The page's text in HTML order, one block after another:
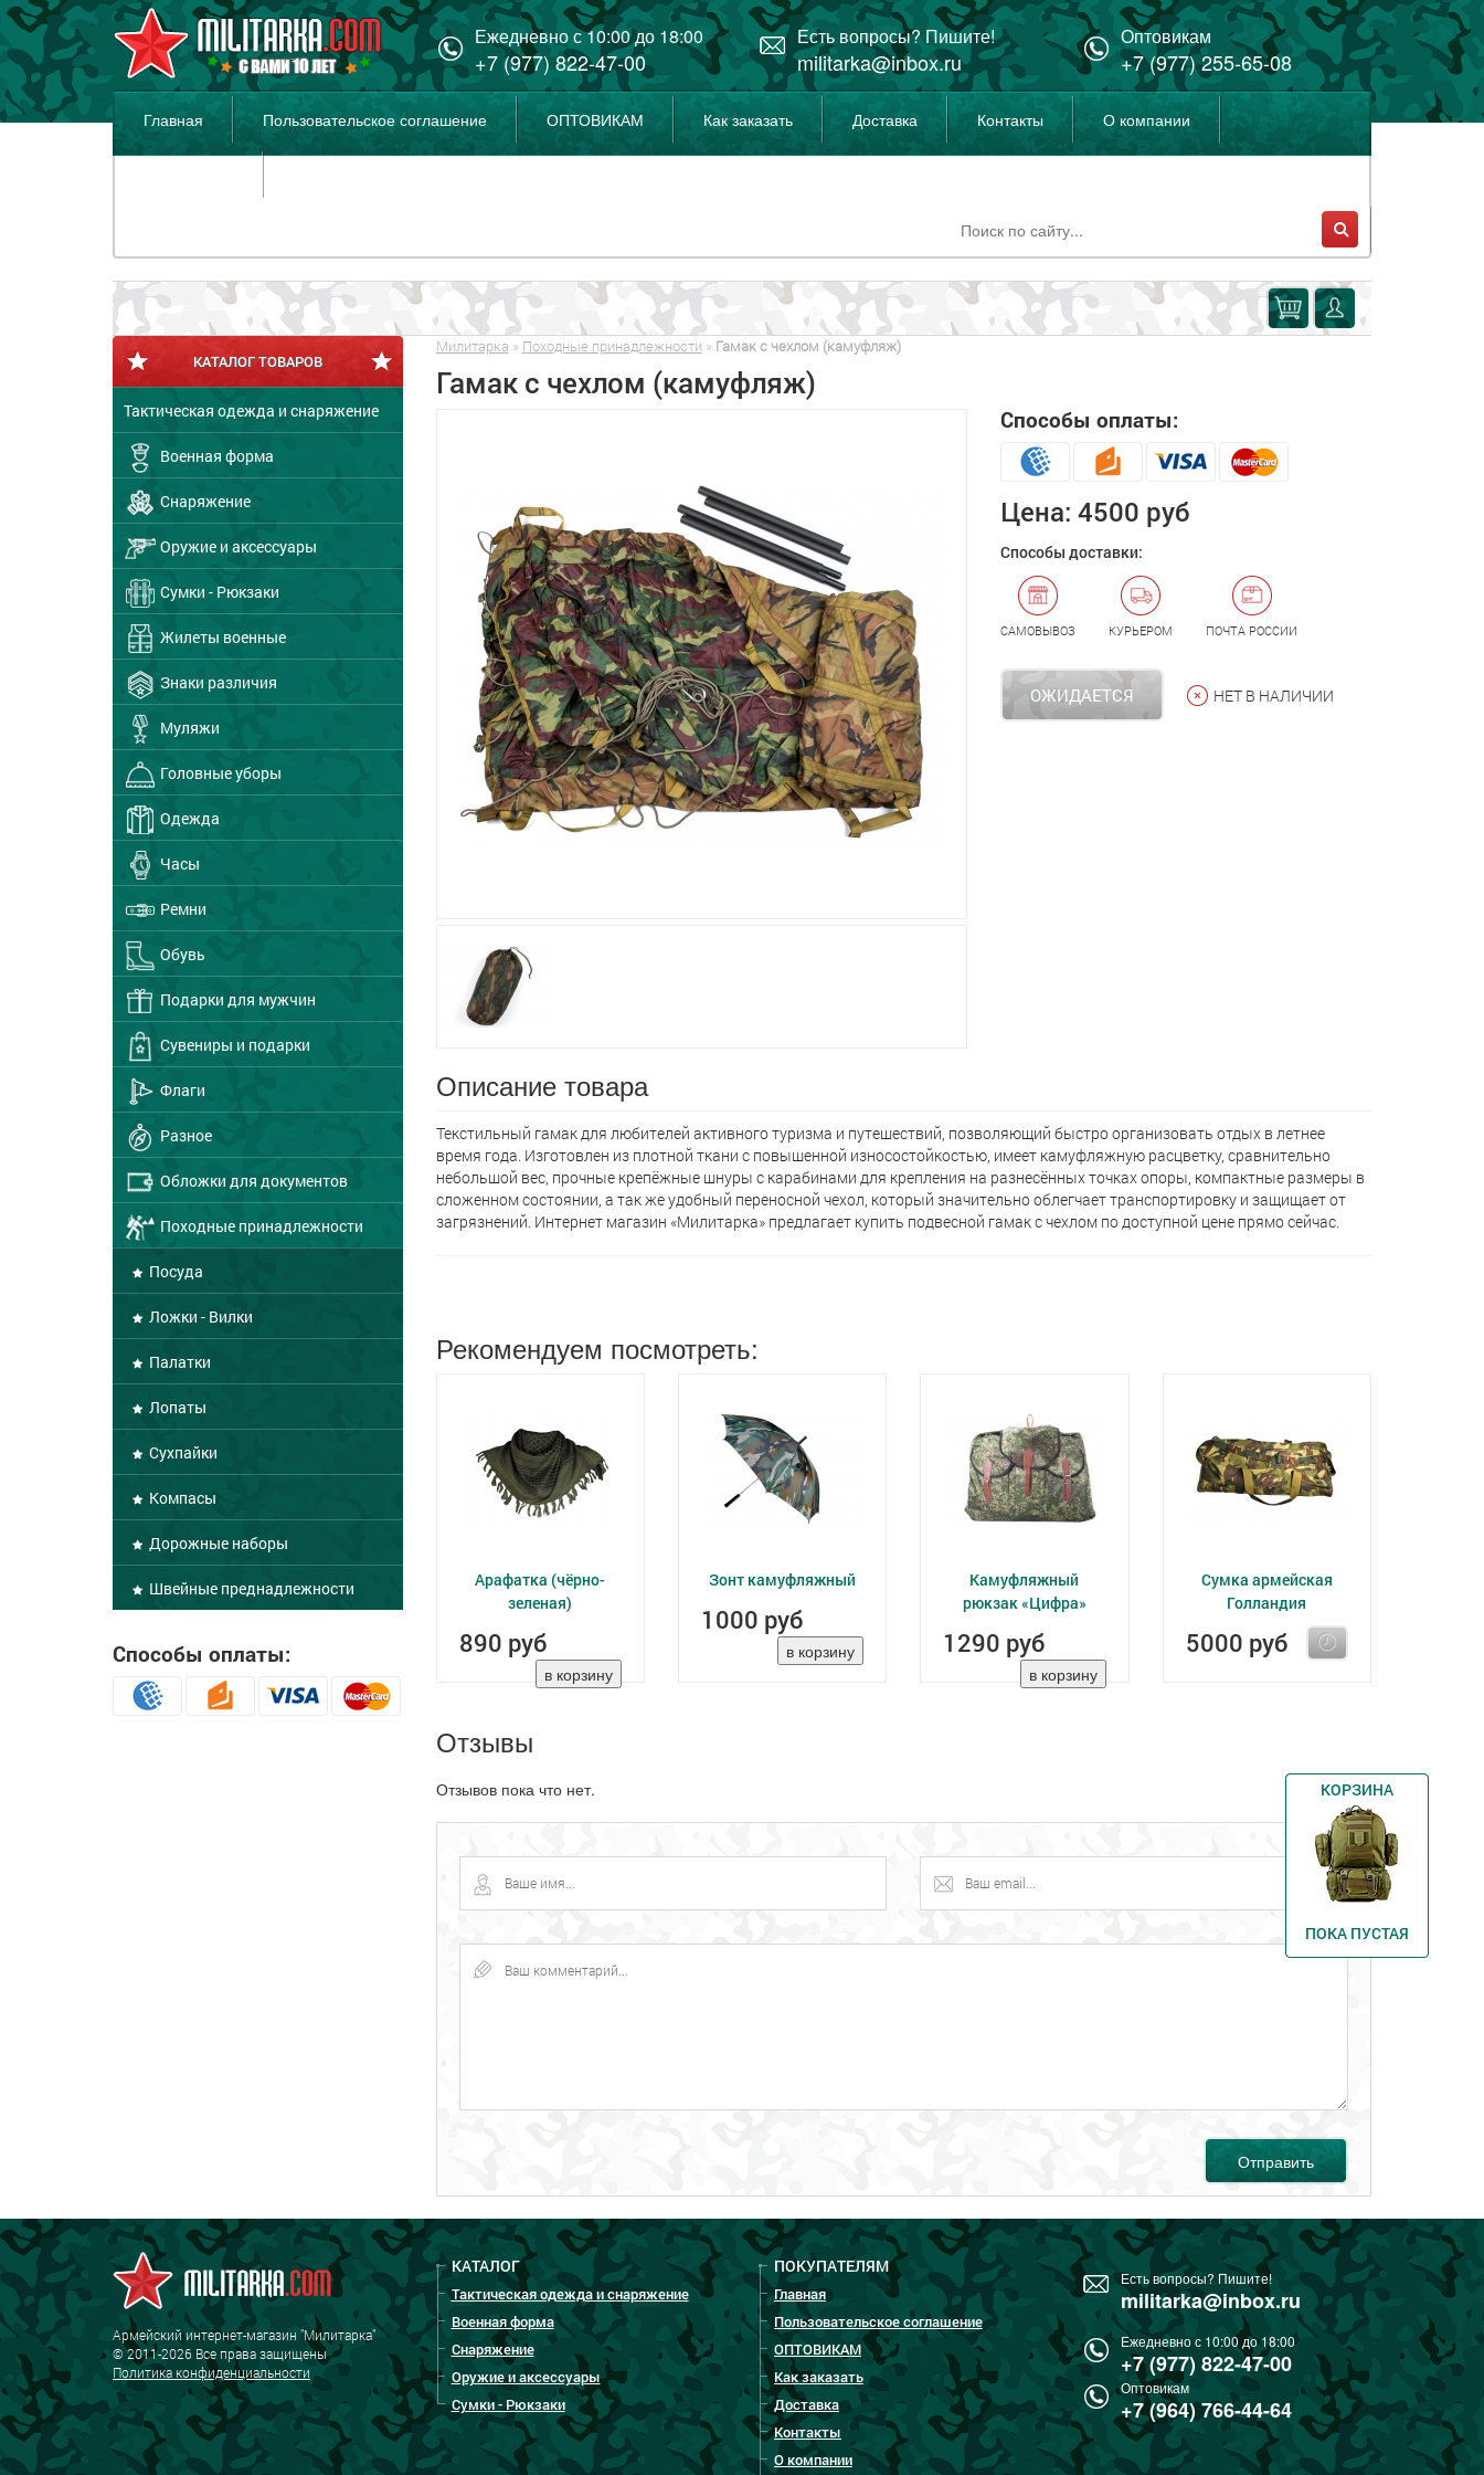
Ежедневно с 10:00 до 18:00
+7 (977) 822-47-00
Есть вопросы? Пишите!
militarka@inbox.ru
Оптовикам
+7 (977) 255-65-08
Главная Пользовательское соглашение ОПТОВИКАМ Как заказать Доставка Контакты О компании
КАТАЛОГ ТОВАРОВ
Тактическая одежда и снаряжение
Военная форма
Снаряжение
Оружие и аксессуары
Сумки - Рюкзаки
Жилеты военные
Знаки различия
Муляжи
Головные уборы
Одежда
Часы
Ремни
Обувь
Подарки для мужчин
Сувениры и подарки
Флаги
Разное
Обложки для документов
Походные принадлежности
Посуда
Ложки - Вилки
Палатки
Лопаты
Сухпайки
Компасы
Дорожные наборы
Швейные преднадлежности
Способы оплаты:
Милитарка » Походные принадлежности » Гамак с чехлом (камуфляж)
Гамак с чехлом (камуфляж)
Способы оплаты:
Цена:4500 руб
Способы доставки:
САМОВЫВОЗ КУРЬЕРОМ ПОЧТА РОССИИ
ОЖИДАЕТСЯ НЕТ В НАЛИЧИИ
Описание товара
Текстильный гамак для любителей активного туризма и путешествий, позволяющий быстро организовать отдых в летнее
время года. Изготовлен из плотной ткани с повышенной износостойкостью, имеет камуфляжную расцветку, сравнительно
небольшой вес, прочные крепёжные шнуры с карабинами для крепления на разнесённых точках опоры, компактные размеры в
сложенном состоянии, а так же удобный переносной чехол, который значительно облегчает транспортировку и защищает от
загрязнений. Интернет магазин «Милитарка» предлагает кyпить подвесной гамак с чехлом по доступной цене прямо сейчас.
Рекомендуем посмотреть:
Арафатка (чёрно-
зеленая)
890 руб
Зонт камуфляжный
1000 руб
Камуфляжный
рюкзак «Цифра»
1290 руб
Сумка армейская
Голландия
5000 руб
Отзывы
Отзывов пока что нет.
Отправить
Есть вопросы? Пишите!
militarka@inbox.ru
Ежедневно с 10:00 до 18:00
+7 (977) 822-47-00
Оптовикам
+7 (964) 766-44-64
КАТАЛОГ
Тактическая одежда и снаряжение
Военная форма
Снаряжение
Оружие и аксессуары
Сумки - Рюкзаки
ПОКУПАТЕЛЯМ
Главная
Пользовательское соглашение
ОПТОВИКАМ
Как заказать
Доставка
Контакты
О компании
Армейский интернет-магазин "Милитарка"
© 2011-2026 Все права защищены
Политика конфиденциальности
КОРЗИНА
ПОКА ПУСТАЯ